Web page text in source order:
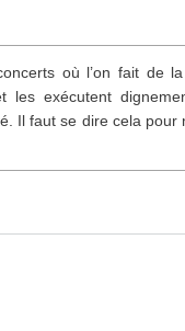
où l’on fait de
les exécutent
Il faut se dire cela